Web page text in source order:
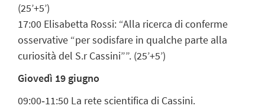
(25’+5’)
17:00 Elisabetta Rossi: “Alla ricerca di conferme
osservative “per sodisfare in qualche parte alla
curiosità del S.r Cassini””. (25’+5’)
Giovedì 19 giugno
09:00‐11:50 La rete scientifica di Cassini.